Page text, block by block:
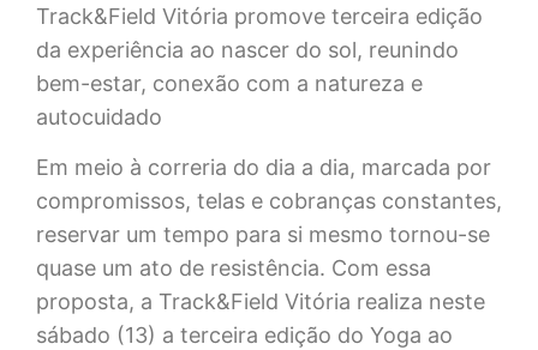
Track&Field Vitória promove terceira edição
da experiência ao nascer do sol, reunindo
bem-estar, conexão com a natureza e
autocuidado
Em meio à correria do dia a dia, marcada por
compromissos, telas e cobranças constantes,
reservar um tempo para si mesmo tornou-se
quase um ato de resistência. Com essa
proposta, a Track&Field Vitória realiza neste
sábado (13) a terceira edição do Yoga ao